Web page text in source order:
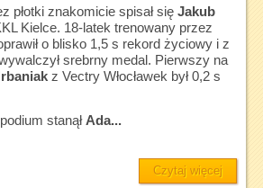
płotki znakomicie spisał się Jakub
Kielce. 18-latek trenowany przez
o blisko 1,5 s rekord życiowy i z
srebrny medal. Pierwszy na
z Vectry Włocławek był 0,2 s
stanąłAda...
Czytaj więcej